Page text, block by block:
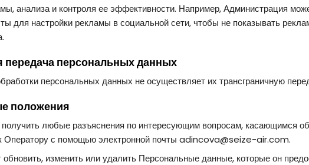
анализа и контроля ее эффективности. Например, Администрация
для настройки рекламы в социальной сети, чтобы не показывать
передача персональных данных
персональных данных не осуществляет их трансграничную
положения
любые разъяснения по интересующим вопросам, касающимся
Оператору с помощью электронной почты adincova@seize-air.com.
изменить или удалить Персональные данные, которые он